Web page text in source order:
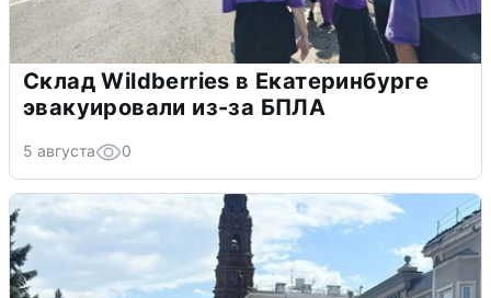
Склад Wildberries в Екатеринбурге
эвакуировали из-за БПЛА
5 августа 0